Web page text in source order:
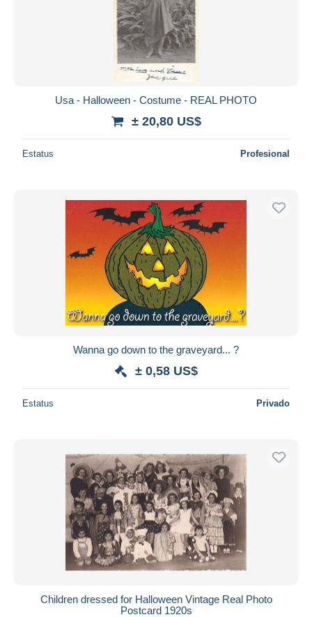
Usa - Halloween - Costume - REAL PHOTO
± 20,80 US$
Estatus Profesional
Wanna go down to the graveyard... ?
± 0,58 US$
Estatus Privado
Children dressed for Halloween Vintage Real Photo
Postcard 1920s